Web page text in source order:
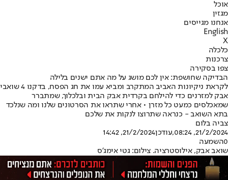
אוכל
מגזין
אנחנו מגייסים
English
X
כלכלה
צרכנות
צפו בסקירה
הבדיקה שחושפת: אין לכם מושג על מה אתם ישנים בלילה
לקראת ניקיונות האביב המתקרב ומביא עמו את חג הפסח, בדקנו 4 שואבי
אבק למזרנים כדי להילחם בקרדית אבק הבית ובלכלוך, שמתברר
שמאכלסים כמעט כל מזרן • אחרי שתראו את הסרטונים שלנו ומה שנלכד
בתא השואב - כנראה שתרוצו לנקות את שלכם
צביה בלום
21/2/2024, 08:24
,עודכן21/2/2024, 14:42
0השמעה
שואב אבק, אילוסטרציה. צילום: גטי אימג'ס